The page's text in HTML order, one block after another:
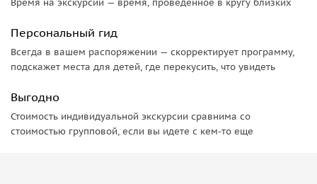
в Париже. Вокруг разбит парк с фонтанчиками и
статуями.
Памятник Хо Ши Мину, первому президенту
установлен на главном проспекте города.
Во второй день вы посетите тоннели Кучи
Персональный гид
Всегда в вашем распоряжении — скорректирует программу,
подскажет места для детей, где перекусить, что увидеть
Выгодно
Стоимость индивидуальной экскурсии сравнима со
стоимостью групповой, если вы идете с кем-то еще